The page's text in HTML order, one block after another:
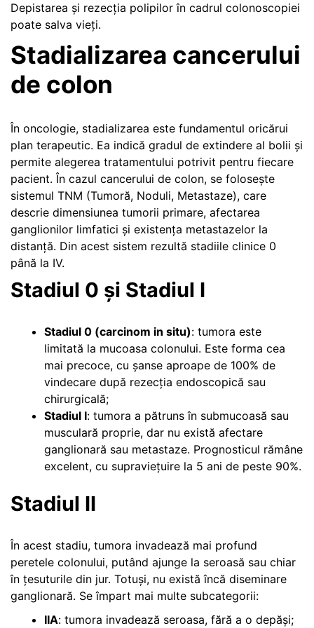
Depistarea și rezecția polipilor în cadrul colonoscopiei
poate salva vieți.
Stadializarea cancerului
de colon
În oncologie, stadializarea este fundamentul oricărui
plan terapeutic. Ea indică gradul de extindere al bolii și
permite alegerea tratamentului potrivit pentru fiecare
pacient. În cazul cancerului de colon, se folosește
sistemul TNM (Tumoră, Noduli, Metastaze), care
descrie dimensiunea tumorii primare, afectarea
ganglionilor limfatici și existența metastazelor la
distanță. Din acest sistem rezultă stadiile clinice 0
până la IV.
Stadiul 0 și Stadiul I
Stadiul 0 (carcinom in situ): tumora este
limitată la mucoasa colonului. Este forma cea
mai precoce, cu șanse aproape de 100% de
vindecare după rezecția endoscopică sau
chirurgicală;
Stadiul I: tumora a pătruns în submucoasă sau
musculară proprie, dar nu există afectare
ganglionară sau metastaze. Prognosticul rămâne
excelent, cu supraviețuire la 5 ani de peste 90%.
Stadiul II
În acest stadiu, tumora invadează mai profund
peretele colonului, putând ajunge la seroasă sau chiar
în țesuturile din jur. Totuși, nu există încă diseminare
ganglionară. Se împart mai multe subcategorii:
IIA: tumora invadează seroasa, fără a o depăși;